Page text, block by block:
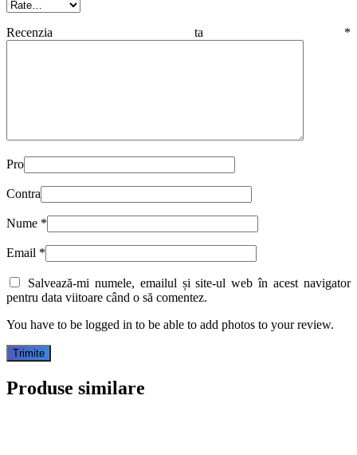
Recenzia ta *
Pro
Contra
Nume *
Email *
Salvează-mi numele, emailul și site-ul web în acest navigator
pentru data viitoare când o să comentez.
You have to be logged in to be able to add photos to your review.
Produse similare